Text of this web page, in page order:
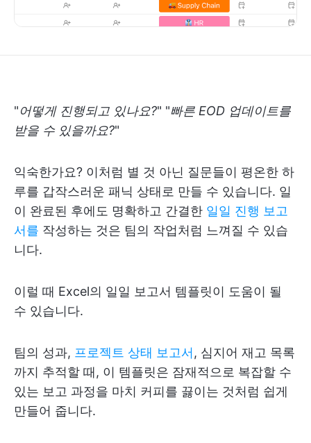
"어떻게 진행되고 있나요?" "빠른 EOD 업데이트를
받을 수 있을까요?"
익숙한가요? 이처럼 별 것 아닌 질문들이 평온한 하
루를 갑작스러운 패닉 상태로 만들 수 있습니다. 일
이 완료된 후에도 명확하고 간결한 일일 진행 보고
서를 작성하는 것은 팀의 작업처럼 느껴질 수 있습
니다.
이럴 때 Excel의 일일 보고서 템플릿이 도움이 될
수 있습니다.
팀의 성과, 프로젝트 상태 보고서 , 심지어 재고 목록
까지 추적할 때, 이 템플릿은 잠재적으로 복잡할 수
있는 보고 과정을 마치 커피를 끓이는 것처럼 쉽게
만들어 줍니다.